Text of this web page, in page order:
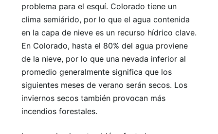
problema para el esquí. Colorado tiene un
clima semiárido, por lo que el agua contenida
en la capa de nieve es un recurso hídrico clave.
En Colorado, hasta el 80% del agua proviene
de la nieve, por lo que una nevada inferior al
promedio generalmente significa que los
siguientes meses de verano serán secos. Los
inviernos secos también provocan más
incendios forestales.